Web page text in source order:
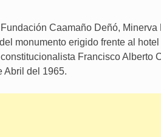
Caamaño Deñó,
monumento erigido frente al
Francisco Alberto
Abril del 1965.